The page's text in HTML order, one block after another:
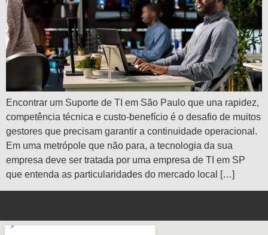
Encontrar um Suporte de TI em São Paulo que una rapidez,
competência técnica e custo-benefício é o desafio de muitos
gestores que precisam garantir a continuidade operacional.
Em uma metrópole que não para, a tecnologia da sua
empresa deve ser tratada por uma empresa de TI em SP
que entenda as particularidades do mercado local […]